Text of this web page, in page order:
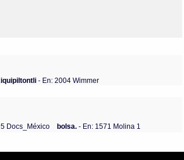
- En: 2004 Wimmer
Docs_México bolsa. - En: 1571 Molina 1